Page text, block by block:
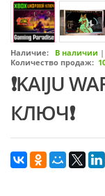
Наличие: В наличии |
Количество продаж:
❗KAIJU
КЛЮЧ❗